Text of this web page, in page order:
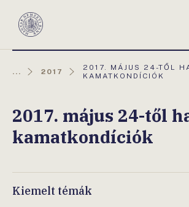
Magyar
... 2017
AKTUÁLIS
OLDAL:
2017. MÁJUS 24-TŐL
KAMATKONDÍCIÓK
2017. május 24-től
kamatkondíciók
Kiemelt témák